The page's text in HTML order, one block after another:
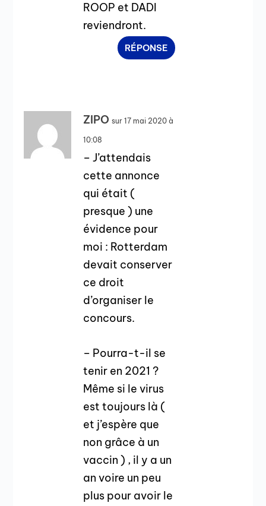
ROOP et DADI
reviendront.
RÉPONSE
ZIPO sur 17 mai 2020 à
10:08
– J’attendais
cette annonce
qui était (
presque ) une
évidence pour
moi : Rotterdam
devait conserver
ce droit
d’organiser le
concours.
– Pourra-t-il se
tenir en 2021 ?
Même si le virus
est toujours là (
et j’espère que
non grâce à un
vaccin ) , il y a un
an voire un peu
plus pour avoir le